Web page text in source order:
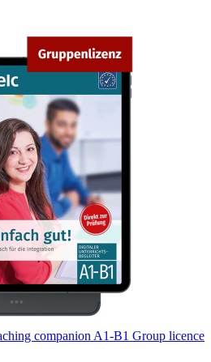
companion A1-B1 Group licence